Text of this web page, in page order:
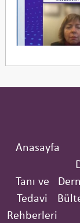
Anasayfa
Tanı ve
Tedavi
Rehberleri